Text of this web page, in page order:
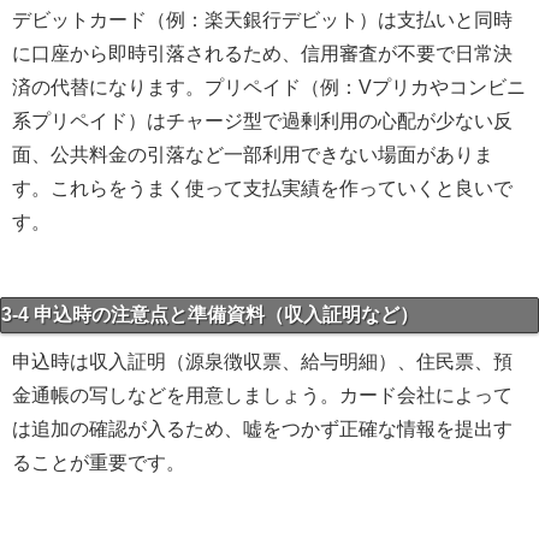
デビットカード（例：楽天銀行デビット）は支払いと同時
に口座から即時引落されるため、信用審査が不要で日常決
済の代替になります。プリペイド（例：Vプリカやコンビニ
系プリペイド）はチャージ型で過剰利用の心配が少ない反
面、公共料金の引落など一部利用できない場面がありま
す。これらをうまく使って支払実績を作っていくと良いで
す。
3-4 申込時の注意点と準備資料（収入証明など）
申込時は収入証明（源泉徴収票、給与明細）、住民票、預
金通帳の写しなどを用意しましょう。カード会社によって
は追加の確認が入るため、嘘をつかず正確な情報を提出す
ることが重要です。